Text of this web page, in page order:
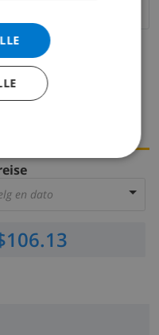
vil aldri bli delt
en dato